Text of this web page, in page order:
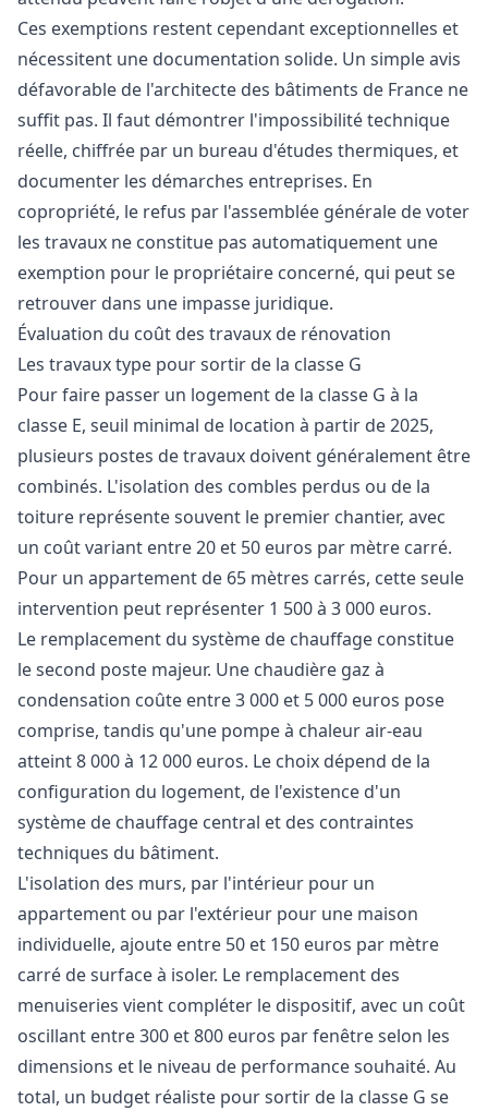
Ces exemptions restent cependant exceptionnelles et
nécessitent une documentation solide. Un simple avis
défavorable de l'architecte des bâtiments de France ne
suffit pas. Il faut démontrer l'impossibilité technique
réelle, chiffrée par un bureau d'études thermiques, et
documenter les démarches entreprises. En
copropriété, le refus par l'assemblée générale de voter
les travaux ne constitue pas automatiquement une
exemption pour le propriétaire concerné, qui peut se
retrouver dans une impasse juridique.
Évaluation du coût des travaux de rénovation
Les travaux type pour sortir de la classe G
Pour faire passer un logement de la classe G à la
classe E, seuil minimal de location à partir de 2025,
plusieurs postes de travaux doivent généralement être
combinés. L'isolation des combles perdus ou de la
toiture représente souvent le premier chantier, avec
un coût variant entre 20 et 50 euros par mètre carré.
Pour un appartement de 65 mètres carrés, cette seule
intervention peut représenter 1 500 à 3 000 euros.
Le remplacement du système de chauffage constitue
le second poste majeur. Une chaudière gaz à
condensation coûte entre 3 000 et 5 000 euros pose
comprise, tandis qu'une pompe à chaleur air-eau
atteint 8 000 à 12 000 euros. Le choix dépend de la
configuration du logement, de l'existence d'un
système de chauffage central et des contraintes
techniques du bâtiment.
L'isolation des murs, par l'intérieur pour un
appartement ou par l'extérieur pour une maison
individuelle, ajoute entre 50 et 150 euros par mètre
carré de surface à isoler. Le remplacement des
menuiseries vient compléter le dispositif, avec un coût
oscillant entre 300 et 800 euros par fenêtre selon les
dimensions et le niveau de performance souhaité. Au
total, un budget réaliste pour sortir de la classe G se